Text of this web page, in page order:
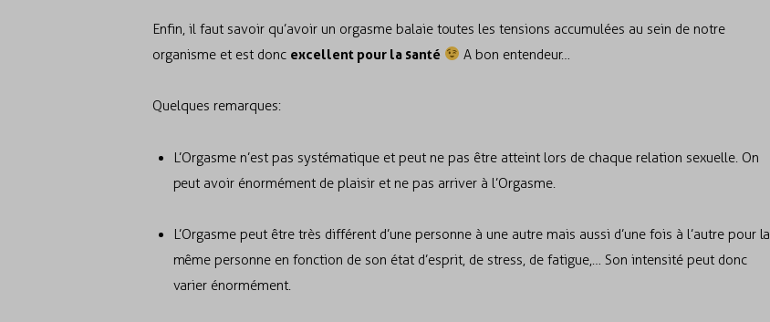
Enfin, il faut savoir qu’avoir un orgasme balaie toutes les tensions accumulées au sein de notre
organisme et est donc excellent pour la santé A bon entendeur…
Quelques remarques:
L’Orgasme n’est pas systématique et peut ne pas être atteint lors de chaque relation sexuelle. On
peut avoir énormément de plaisir et ne pas arriver à l’Orgasme.
L’Orgasme peut être très différent d’une personne à une autre mais aussi d’une fois à l’autre pour la
même personne en fonction de son état d’esprit, de stress, de fatigue,… Son intensité peut donc
varier énormément.